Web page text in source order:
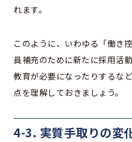
れます。
このように、いわゆる「働き
員補充のために新たに採用活
教育が必要になったりするな
点を理解しておきましょう。
4-3. 実質手取りの変